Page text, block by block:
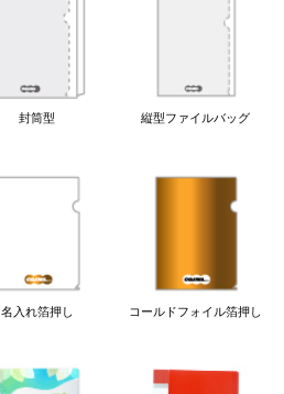
封筒型 縦型ファイルバッグ
名入れ箔押し コールドフォイル箔押し